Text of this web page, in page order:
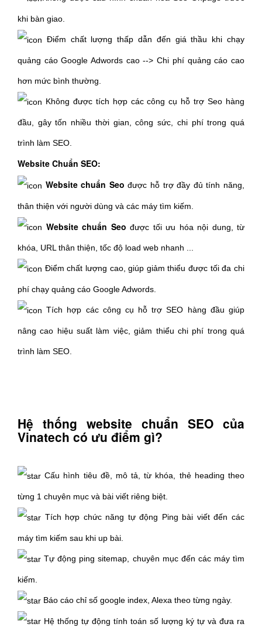
khi bàn giao.
Điểm chất lượng thấp dẫn đến giá thầu khi chạy
quảng cáo Google Adwords cao --> Chi phí quảng cáo cao
hơn mức bình thường.
Không được tích hợp các công cụ hỗ trợ Seo hàng
đầu, gây tốn nhiều thời gian, công sức, chi phí trong quá
trình làm SEO.
Website Chuẩn SEO:
Website chuẩn Seo được hỗ trợ đầy đủ tính năng,
thân thiện với người dùng và các máy tìm kiếm.
Website chuẩn Seo được tối ưu hóa nội dung, từ
khóa, URL thân thiện, tốc độ load web nhanh ...
Điểm chất lượng cao, giúp giảm thiểu được tối đa chi
phí chạy quảng cáo Google Adwords.
Tích hợp các công cụ hỗ trợ SEO hàng đầu giúp
nâng cao hiệu suất làm việc, giảm thiểu chi phí trong quá
trình làm SEO.
Hệ thống website chuẩn SEO của
Vinatech có ưu điểm gì?
Cấu hình tiêu đề, mô tả, từ khóa, thẻ heading theo
từng 1 chuyên mục và bài viết riêng biệt.
Tích hợp chức năng tự động Ping bài viết đến các
máy tìm kiếm sau khi up bài.
Tự động ping sitemap, chuyên mục đến các máy tìm
kiếm.
Báo cáo chỉ số google index, Alexa theo từng ngày.
Hệ thống tự động tính toán số lượng ký tự và đưa ra